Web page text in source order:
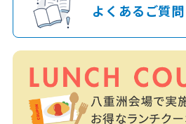
よくあるご質問